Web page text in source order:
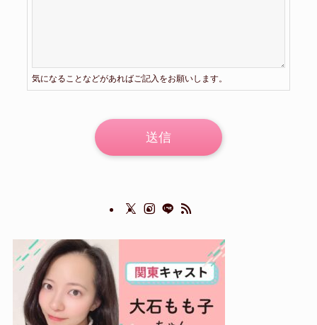
気になることなどがあればご記入をお願いします。